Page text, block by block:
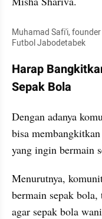
Muhamad Safi'i,
Futbol Jabodetabek
Harap
Sepak Bola
Dengan adanya
bisa
yang ingin bermain
Menurutnya,
bermain sepak
agar sepak bola